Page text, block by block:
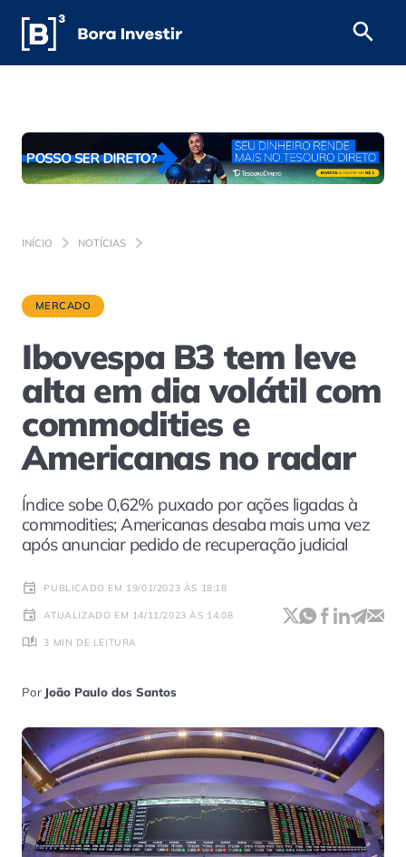
INÍCIO NOTÍCIAS
MERCADO
Ibovespa B3 tem leve
alta em dia volátil com
commodities e
Americanas no radar
Índice sobe 0,62% puxado por ações ligadas à
commodities; Americanas desaba mais uma vez
após anunciar pedido de recuperação judicial
PUBLICADO EM 19/01/2023 ÀS 18:18
ATUALIZADO EM 14/11/2023 ÀS 14:08
3 MIN DE LEITURA
Por João Paulo dos Santos